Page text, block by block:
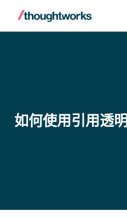
如何使用引用透明